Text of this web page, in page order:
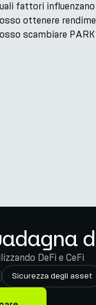
fattori
ottenere
scambiare
DeFi e CeFi
Sicurezza degli asset